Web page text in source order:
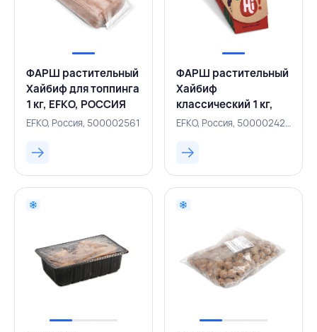
ФАРШ растительный
Хайбиф для топпинга
1 кг, EFKO, РОССИЯ
EFKO, Россия, 500002561
ФАРШ растительный
Хайбиф
классический 1 кг,
EFKO, РОССИЯ
EFKO, Россия, 500002420